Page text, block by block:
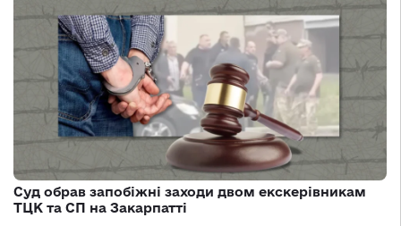
Суд обрав запобіжні заходи двом екскерівникам
ТЦК та СП на Закарпатті